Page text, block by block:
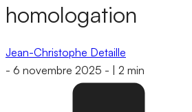
homologation
Jean-Christophe Detaille
- 6 novembre 2025 - 2 min